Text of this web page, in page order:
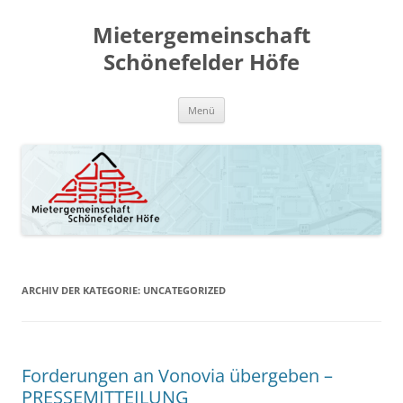
Mietergemeinschaft
Schönefelder Höfe
Menü
ARCHIV DER KATEGORIE: UNCATEGORIZED
Forderungen an Vonovia übergeben –
PRESSEMITTEILUNG